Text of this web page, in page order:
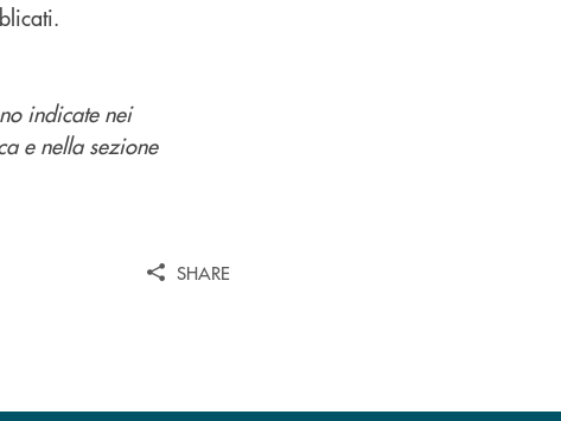
indicate nei
e nella sezione
SHARE